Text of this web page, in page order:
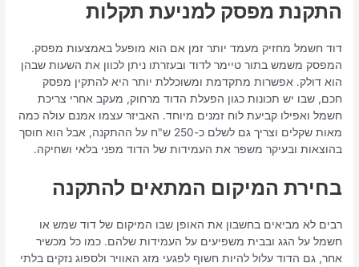
התקנת מפסק למניעת תקלות
דוד חשמל מחזיק מעמד יותר זמן אם הוא מופעל באמצעות מפסק.
המפסק משמש בתור טיימר לדוד ובעזרתו ניתן לכוון את השעות שבהן
הוא דולק. אפשרות מתקדמת ומשוכללת יותר היא להתקין מפסק
חכם, שבו יש תכונות כגון הפעלת הדוד מרחוק, מעקב אחרי צריכת
חשמל ואפילו קביעת לוח זמנים מיוחד. האביזר עצמו אמנם עולה כמה
מאות שקלים וצריך גם לשלם כ-250 ש"ח על ההתקנה, אבל הוא חוסך
בהוצאות ובעיקר משפר את העמידות של הדוד מפני בלאי ושחיקה.
בחירת המיקום המתאים להתקנה
רבים לא מביאים בחשבון את האופן שבו המיקום של דוד שמש או
חשמל על הגג ובבית משפיעים על העמידות שלהם. כמו כל מכשיר
אחר, גם הדוד עלול להיות חשוף לפגעי מזג האוויר ולספוג נזקים בלתי